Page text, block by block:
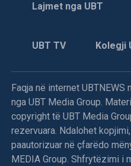
Lajmet nga UBT
UBT TV Kolegji
Faqja në internet
nga UBT Media Group.
copyright të UBT Media
rezervuara. Ndalohet
paautorizuar në çfarëdo
MEDIA Group. Shfrytëzimi i